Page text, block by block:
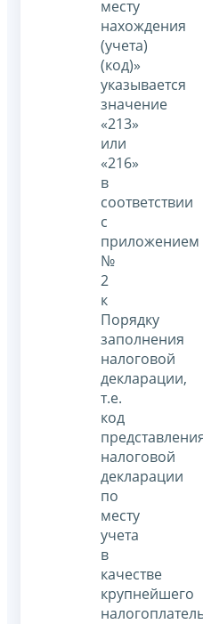
месту
нахождения
(учета)
(код)»
указывается
значение
«213»
или
«216»
в
соответствии
с
приложением
№
2
к
Порядку
заполнения
налоговой
декларации,
т.е.
код
налоговой
декларации
по
месту
учета
в
качестве
крупнейшего